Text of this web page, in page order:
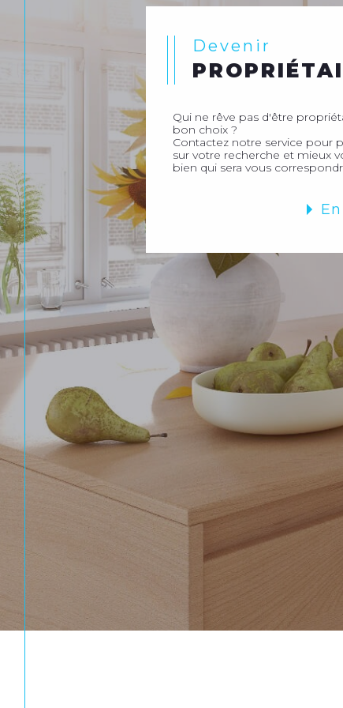
Devenir
Qui ne rêve pas d'être
bon choix ?
Contactez notre service pour
sur votre recherche et mieux
bien qui sera vous